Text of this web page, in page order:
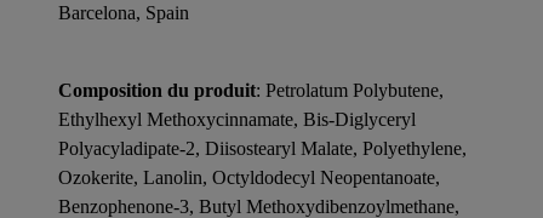
Barcelona, Spain
Composition du produit: Petrolatum Polybutene,
Ethylhexyl Methoxycinnamate, Bis-Diglyceryl
Polyacyladipate-2, Diisostearyl Malate, Polyethylene,
Ozokerite, Lanolin, Octyldodecyl Neopentanoate,
Benzophenone-3, Butyl Methoxydibenzoylmethane,